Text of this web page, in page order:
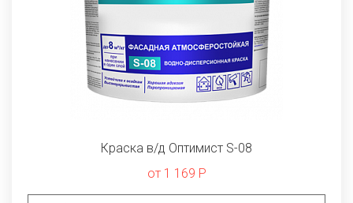
Краска в/д Оптимист S-08
от 1 169 Р